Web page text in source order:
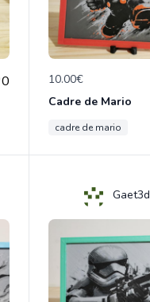
0 10.00€
Cadre de Mario
cadre de mario
Gaet3d